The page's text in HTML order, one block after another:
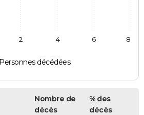
Personnes décédées
2 4 6 8
Nombre de
décès
% des
décès